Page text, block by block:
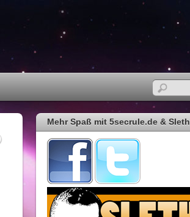
Mehr Spaß mit 5secrule.de & Sleth